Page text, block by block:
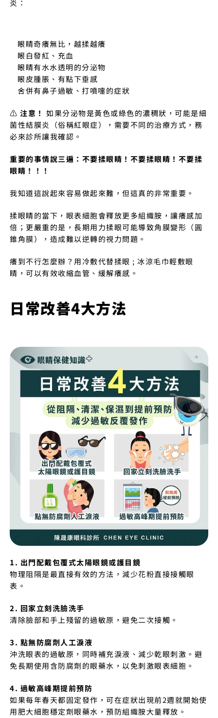
炎：
眼睛奇癢無比，越揉越癢
眼白發紅、充血
眼睛有水水透明的分泌物
眼皮腫脹、有點下垂感
合併有鼻子過敏、打噴嚏的症狀
⚠️ 注意！ 如果分泌物是黃色或綠色的濃稠狀，可能是細
菌性結膜炎（俗稱紅眼症），需要不同的治療方式，務
必來診所讓我確認。
重要的事情說三遍：不要揉眼睛！不要揉眼睛！不要揉
眼睛！！！
我知道這說起來容易做起來難，但這真的非常重要。
揉眼睛的當下，眼表細胞會釋放更多組織胺，讓癢感加
倍；更嚴重的是，長期用力揉眼可能導致角膜變形（圓
錐角膜），造成難以逆轉的視力問題。
癢到不行怎麼辦？用冷敷代替揉眼 ; 冰涼毛巾輕敷眼
睛，可以有效收縮血管、緩解癢感。
日常改善4大方法
1. 出門配戴包覆式太陽眼鏡或護目鏡
物理阻隔是最直接有效的方法，減少花粉直接接觸眼
表。
2. 回家立刻洗臉洗手
清除臉部和手上殘留的過敏原，避免二次接觸。
3. 點無防腐劑人工淚液
沖洗眼表的過敏原，同時補充淚液、減少乾眼刺激。避
免長期使用含防腐劑的眼藥水，以免刺激眼表細胞。
4. 過敏高峰期提前預防
如果每年春天都固定發作，可在症狀出現前2週就開始使
用肥大細胞穩定劑眼藥水，預防組織胺大量釋放。